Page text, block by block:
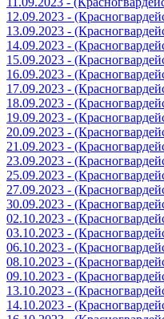
12.09.2023 -
13.09.2023 -
14.09.2023 -
15.09.2023 -
16.09.2023 -
17.09.2023 -
18.09.2023 -
19.09.2023 -
20.09.2023 -
21.09.2023 -
23.09.2023 -
25.09.2023 -
27.09.2023 -
30.09.2023 -
02.10.2023 -
03.10.2023 -
06.10.2023 -
08.10.2023 -
09.10.2023 -
13.10.2023 -
14.10.2023 -